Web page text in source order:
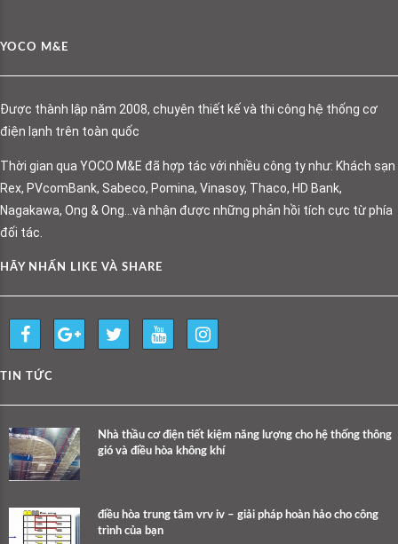
YOCO M&E
Được thành lập năm 2008, chuyên thiết kế và thi công hệ thống cơ
điện lạnh trên toàn quốc
Thời gian qua YOCO M&E đã hợp tác với nhiều công ty như: Khách sạn
Rex, PVcomBank, Sabeco, Pomina, Vinasoy, Thaco, HD Bank,
Nagakawa, Ong & Ong…và nhận được những phản hồi tích cực từ phía
đối tác.
HÃY NHẤN LIKE VÀ SHARE
TIN TỨC
Nhà thầu cơ điện tiết kiệm năng lượng cho hệ thống thông
gió và điều hòa không khí
điều hòa trung tâm vrv iv – giải pháp hoàn hảo cho công
trình của bạn